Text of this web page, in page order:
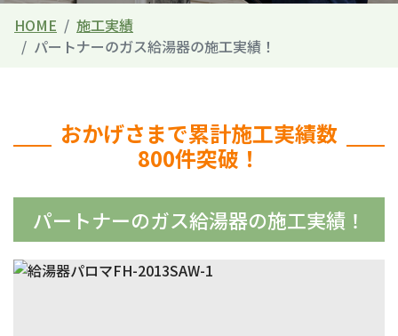
HOME
施工実績
パートナーのガス給湯器の施工実績！
おかげさまで累計施工実績数
800件突破！
パートナーのガス給湯器の施工実績！